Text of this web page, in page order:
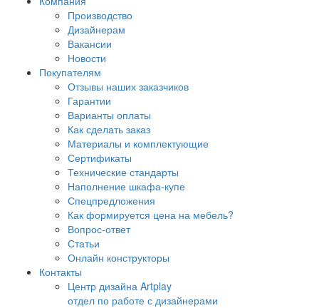
Производство
Дизайнерам
Вакансии
Новости
Покупателям
Отзывы наших заказчиков
Гарантии
Варианты оплаты
Как сделать заказ
Материалы и комплектующие
Сертификаты
Технические стандарты
Наполнение шкафа-купе
Спецпредложения
Как формируется цена на мебель?
Вопрос-ответ
Статьи
Онлайн конструкторы
Контакты
Центр дизайна Artplay
отдел по работе с дизайнерами